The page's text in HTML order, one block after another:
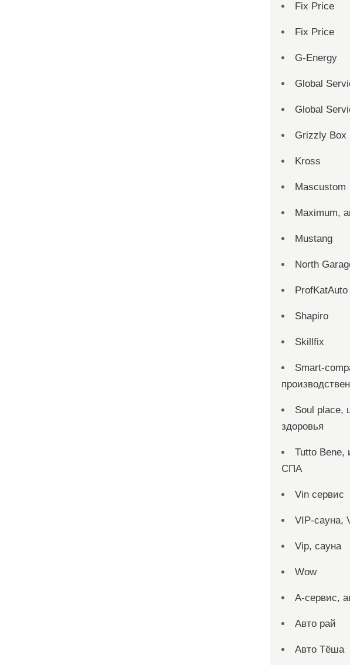
Fix Price
Fix Price
G-Energy
Global
Global
Grizzly Box
Kross
Mascustom
Maximum,
Mustang
North
ProfKatAuto
Shapiro
Skillfix
Smart-
Soul place,
здоровья
Tutto Bene,
СПА
Vin сервис
VIP-сауна,
Vip, сауна
Wow
А-сервис,
Авто рай
Авто Тёша